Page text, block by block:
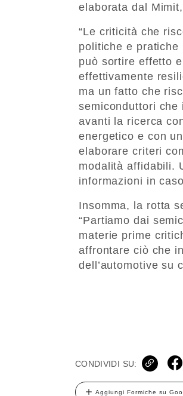
elaborata dal
“Le criticità che
politiche e pratiche
può sortire effetto
effettivamente
ma un fatto che
semiconduttori
avanti la ricerca
energetico e con
elaborare criteri
modalità affidabili.
informazioni in
Insomma, la rotta
“Partiamo dai
materie prime
affrontare ciò che
dell’automotive su
CONDIVIDI SU:
Aggiungi Formiche su